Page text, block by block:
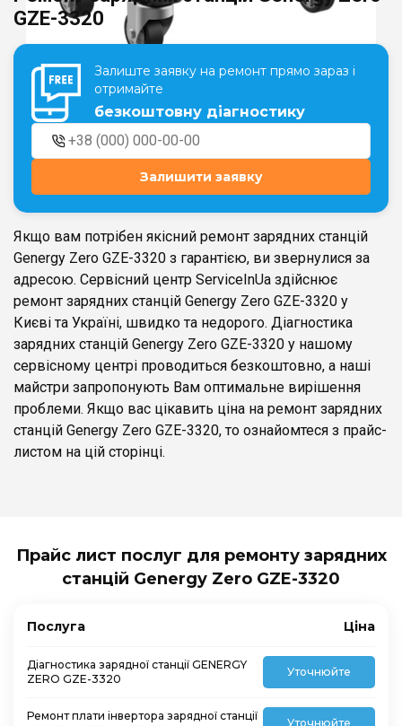
Театральна
м. Київ, вул. Хрещатик 44-A м. Київ, вул. Анни Ахматової, 30
Оболонь
м. Київ, ТЦ LAKE PLAZA, вул. Героїв
полку “Азов”, 12
Палац "Україна"
м. Київ, вул. Казимира Малевича,
м. Київ, Комфорт Таун, вул.
Березнева, 16, корпус 3
GZE-3320
Залиште заявку на ремонт прямо зараз і
отримайте
безкоштовну діагностику
Залишити заявку
Якщо вам потрібен якісний ремонт зарядних станцій
Genergy Zero GZE-3320 з гарантією, ви звернулися за
адресою. Сервісний центр ServiceInUa здійснює
ремонт зарядних станцій Genergy Zero GZE-3320 у
Києві та Україні, швидко та недорого. Діагностика
зарядних станцій Genergy Zero GZE-3320 у нашому
сервісному центрі проводиться безкоштовно, а наші
майстри запропонують Вам оптимальне вирішення
проблеми. Якщо вас цікавить ціна на ремонт зарядних
станцій Genergy Zero GZE-3320, то ознайомтеся з прайс-
листом на цій сторінці.
Прайс лист послуг для ремонту зарядних
станцій Genergy Zero GZE-3320
Послуга Ціна
Діагностика зарядної станції GENERGY
ZERO GZE-3320
Уточнюйте
Ремонт плати інвертора зарядної станції
Уточнюйте